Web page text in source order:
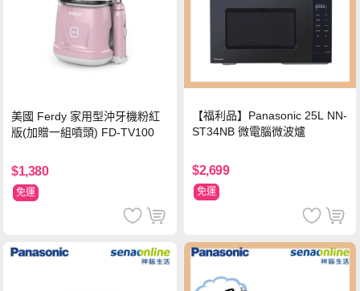
美國 Ferdy 家用型沖牙機粉紅
版(加贈一組噴頭) FD-TV100
$1,380
免運
【福利品】Panasonic 25L NN-
ST34NB 微電腦微波爐
$2,699
免運